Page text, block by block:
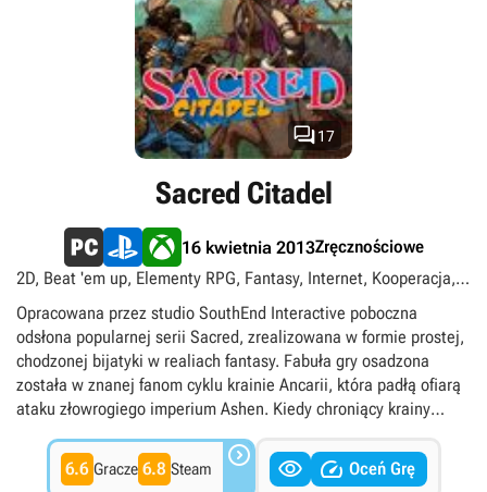
hord demonów. Drastycznie uproszczono również tak
charakterystyczne elementy gatunku, jak ekran ekwipunku oraz
system rozwoju postaci.
17
Sacred Citadel
16 kwietnia 2013Zręcznościowe
2D, Beat 'em up, Elementy RPG, Fantasy, Internet, Kooperacja,
Multiplayer, Podzielony/wspólny ekran, PS Plus Premium,
Singleplayer
Opracowana przez studio SouthEnd Interactive poboczna
odsłona popularnej serii Sacred, zrealizowana w formie prostej,
chodzonej bijatyki w realiach fantasy. Fabuła gry osadzona
została w znanej fanom cyklu krainie Ancarii, która padłą ofiarą
ataku złowrogiego imperium Ashen. Kiedy chroniący krainy
na barki gracza, który przejmuje kontrolę nad bohaterem
należącym do jednej z trzech odmiennych klas postaci. Akcja gry
6.6 Gracze 6.8 Steam    Oceń Grę